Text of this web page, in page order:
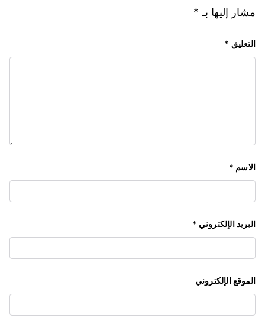
مشار إليها بـ *
التعليق *
الاسم *
البريد الإلكتروني *
الموقع الإلكتروني